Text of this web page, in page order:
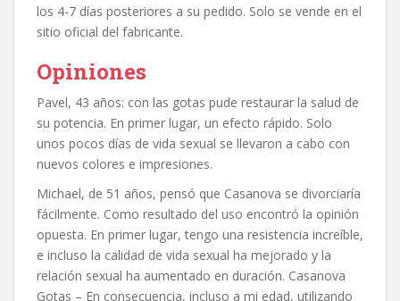
los 4-7 días posteriores a su pedido. Solo se vende en el
sitio oficial del fabricante.
Opiniones
Pavel, 43 años: con las gotas pude restaurar la salud de
su potencia. En primer lugar, un efecto rápido. Solo
unos pocos días de vida sexual se llevaron a cabo con
nuevos colores e impresiones.
Michael, de 51 años, pensó que Casanova se divorciaría
fácilmente. Como resultado del uso encontró la opinión
opuesta. En primer lugar, tengo una resistencia increíble,
e incluso la calidad de vida sexual ha mejorado y la
relación sexual ha aumentado en duración. Casanova
Gotas – En consecuencia, incluso a mi edad, utilizando